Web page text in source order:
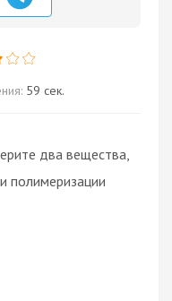
59 сек.
два вещества,
полимеризации